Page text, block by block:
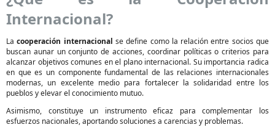
Internacional?
Lacooperación internacional se define como la relación entre socios que
buscan aunar un conjunto de acciones, coordinar políticas o criterios para
alcanzar objetivos comunes en el plano internacional. Su importancia radica
en que es un componente fundamental de las relaciones internacionales
modernas, un excelente medio para fortalecer la solidaridad entre los
pueblos y elevar el conocimiento mutuo.
Asimismo, constituye un instrumento eficaz para complementar los
esfuerzos nacionales, aportando soluciones a carencias y problemas.